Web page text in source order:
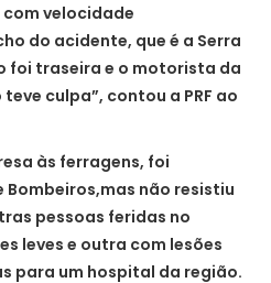
velocidade
do acidente, que é a Serra
foi traseira e o motorista da
culpa”, contou a PRF ao
às ferragens, foi
não resistiu
pessoas feridas no
leves e outra com lesões
para um hospital da região.